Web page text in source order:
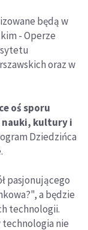
będą w
- Operze
oraz w
oś sporu
nauki, kultury i
Dziedzińca
pasjonującego
a będzie
technologii.
technologia nie